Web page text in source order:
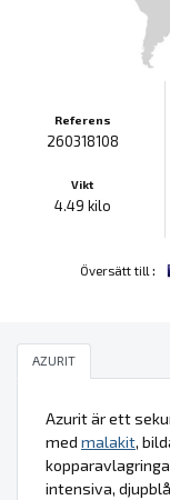
Referens
260318108
Vikt
4.49 kilo
Översätt till :
AZURIT
Azurit är ett
med malakit,
intensiva,